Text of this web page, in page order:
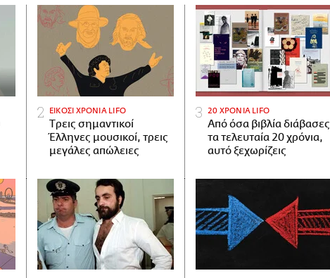
ΕΙΚΟΣΙ ΧΡΟΝΙΑ LIFO
Tρεις σημαντικοί
Έλληνες μουσικοί, τρεις
μεγάλες απώλειες
20 ΧΡΟΝΙΑ LIFO
Από όσα βιβλία διάβασες
τα τελευταία 20 χρόνια,
αυτό ξεχωρίζεις